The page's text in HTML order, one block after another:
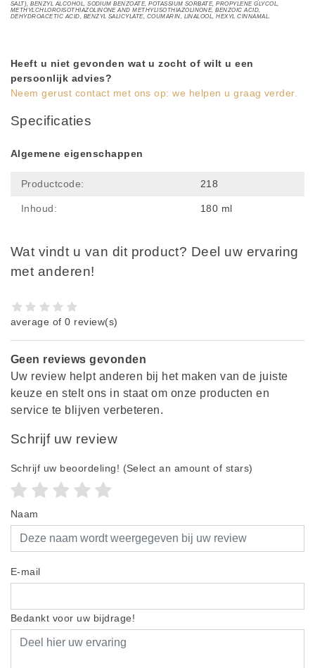
SALT), BENZYL ALCOHOL, SODIUM BENZOATE, POTASSIUM SORBATE, PROPYLENE GLYCOL,
METHYLCHLOROISOTHIAZOLINONE AND METHYLISOTHIAZOLINONE, BENZOIC ACID,
DEHYDROACETIC ACID, BENZYL SALICYLATE, COUMARIN, LINALOOL, HEXYL CINNAMAL.
Heeft u niet gevonden wat u zocht of wilt u een
persoonlijk advies?
Neem gerust contact met ons op: we helpen u graag verder.
Specificaties
Algemene eigenschappen
Productcode: 218
Inhoud: 180 ml
Wat vindt u van dit product? Deel uw ervaring
met anderen!
average of 0 review(s)
Geen reviews gevonden
Uw review helpt anderen bij het maken van de juiste
keuze en stelt ons in staat om onze producten en
service te blijven verbeteren.
Schrijf uw review
Schrijf uw beoordeling! (Select an amount of stars)
Naam
E-mail
Bedankt voor uw bijdrage!